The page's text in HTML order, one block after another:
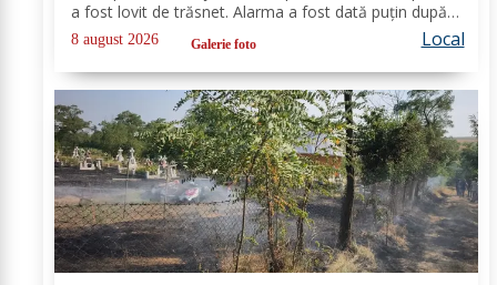
a fost lovit de trăsnet. Alarma a fost dată puțin după
ora 22:00. La caz s-au deplasat, în cel mai scurt timp,
pompierii din cadrul...
8 august 2026 Galerie foto Local